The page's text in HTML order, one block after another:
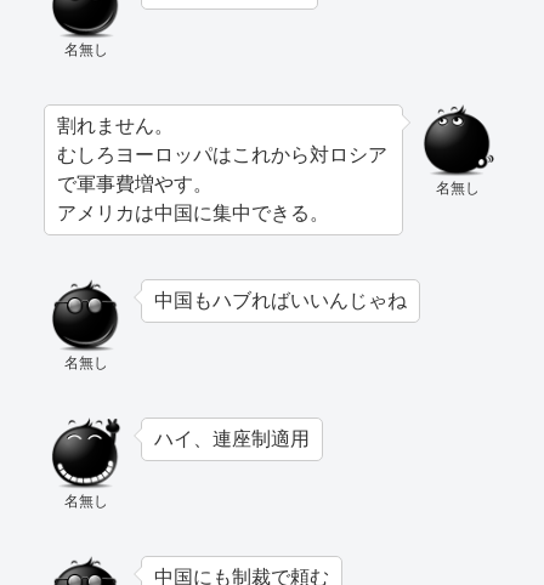
名無し
名無し
割れません。
むしろヨーロッパはこれから対ロシア
で軍事費増やす。
アメリカは中国に集中できる。
名無し
中国もハブればいいんじゃね
名無し
ハイ、連座制適用
中国にも制裁で頼む